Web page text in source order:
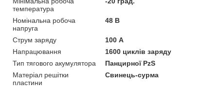
температура
Номінальна робоча
напруга
48 В
Струм заряду
100 А
Напрацювання
1600 циклів заряду
Тип тягового акумулятора
Панцирної PzS
Матеріал решітки
пластини
Свинець-сурма